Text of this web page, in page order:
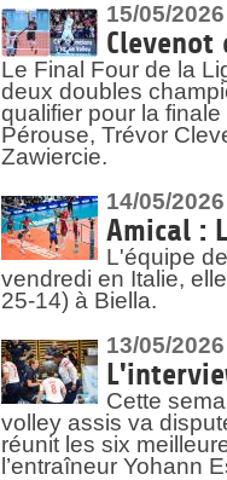
15/05/2026
Le Final Four de la
deux doubles
qualifier pour la
Pérouse, Trévor
Zawiercie.
14/05/2026
Amical :
L'équipe
vendredi en Italie,
25-14) à Biella.
13/05/2026
Cette
volley assis va
réunit les six
l’entraîneur Yohann